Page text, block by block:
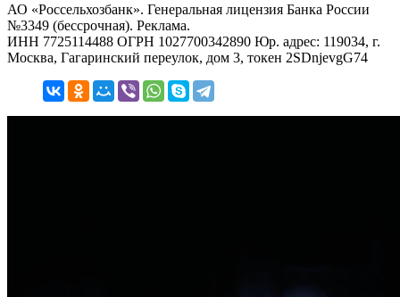
АО «Россельхозбанк». Генеральная лицензия Банка России
№3349 (бессрочная). Реклама.
ИНН 7725114488 ОГРН 1027700342890 Юр. адрес: 119034, г.
Москва, Гагаринский переулок, дом 3, токен 2SDnjevgG74